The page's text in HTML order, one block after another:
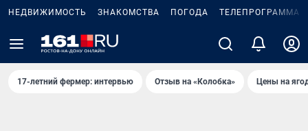
НЕДВИЖИМОСТЬ ЗНАКОМСТВА ПОГОДА ТЕЛЕПРОГРАММА
17-летний фермер: интервью Отзыв на «Колобка» Цены на